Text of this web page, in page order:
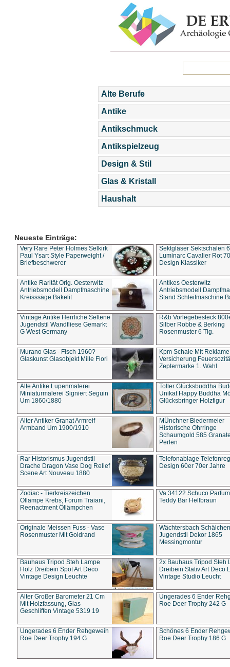
Alte Berufe
Antike
Antikschmuck
Antikspielzeug
Design & Stil
Glas & Kristall
Haushalt
Neueste Einträge:
Very Rare Peter Holmes Selkirk
Paul Ysart Style Paperweight /
Briefbeschwerer
Sektgläser Sektschalen
Luminarc Cavalier Rot
Design Klassiker
Antike Rarität Orig. Oesterwitz
Antriebsmodell Dampfmaschine
Kreisssäge Bakelit
Antikes Oesterwitz
Antriebsmodell
Stand Schleifmaschine
Vintage Antike Herrliche Seltene
Jugendstil Wandfliese Gemarkt
G West Germany
R&b Vorlegebesteck
Silber Robbe & Berking
Rosenmuster 6 Tlg.
Murano Glas - Fisch 1960?
Glaskunst Glasobjekt Mille Fiori
Kpm Schale Mit Reklame
Versicherung
Zeptermarke 1. Wahl
Alte Antike Lupenmalerei
Miniaturmalerei Signiert Seguin
Um 1860/1880
Toller Glücksbuddha
Unikat Happy Buddha
Glücksbringer Holzfigur
Alter Antiker Granat Armreif
Armband Um 1900/1910
MÜnchner Biedermeier
Historische Ohrringe
Schaumgold 585
Perlen
Rar Historismus Jugendstil
Drache Dragon Vase Dog Relief
Scene Art Nouveau 1880
Telefonablage
Design 60er 70er Jahre
Zodiac - Tierkreiszeichen
Öllampe Krebs, Forum Traiani,
Reenactment Öllämpchen
Va 34122 Schuco
Teddy Bär Hellbraun
Originale Meissen Fuss - Vase
Rosenmuster Mit Goldrand
Wächtersbach Schälchen
Jugendstil Dekor 1865
Messingmontur
Bauhaus Tripod Steh Lampe
Holz Dreibein Spot Art Deco
Vintage Design Leuchte
2x Bauhaus Tripod Steh
Dreibein Stativ Art Deco
Vintage Studio Leucht
Alter Großer Barometer 21 Cm
Mit Holzfassung, Glas
Geschliffen Vintage 5319 19
Ungerades 6 Ender
Roe Deer Trophy 242 G
Ungerades 6 Ender Rehgeweih
Roe Deer Trophy 194 G
Schönes 6 Ender
Roe Deer Trophy 186 G